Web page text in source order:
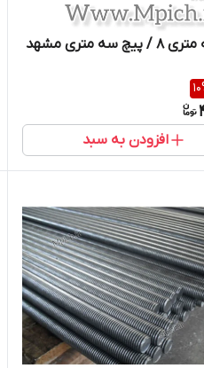
سه متری مشهد
10
افزودن به سبد